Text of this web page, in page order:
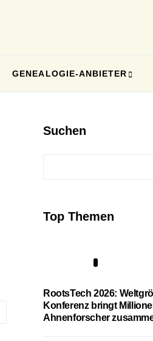
GENEALOGIE-ANBIETER
Suchen
Top Themen
RootsTech 2026:
Konferenz bringt
Ahnenforscher